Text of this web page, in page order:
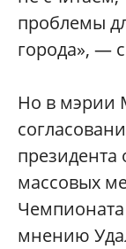
проблемы
города», —
Но в мэрии
президента
массовых
мнению